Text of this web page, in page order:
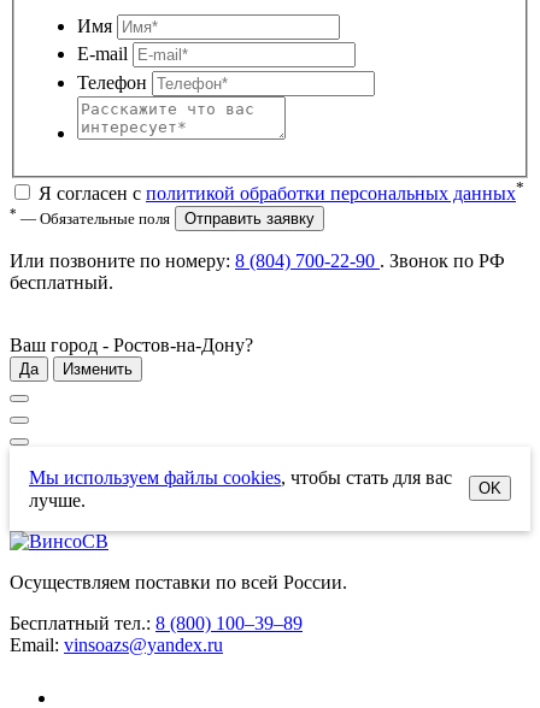
Имя
E-mail
Телефон
Я согласен с политикой обработки персональных данных*
* — Обязательные поля Отправить заявку
Или позвоните по номеру: 8 (804) 700-22-90 . Звонок по РФ
бесплатный.
Ваш город - Ростов-на-Дону?
Да Изменить
Мы используем файлы cookies, чтобы стать для вас
лучше.
OK
Осуществляем поставки по всей России.
Бесплатный тел.: 8 (800) 100–39–89
Email: vinsoazs@yandex.ru